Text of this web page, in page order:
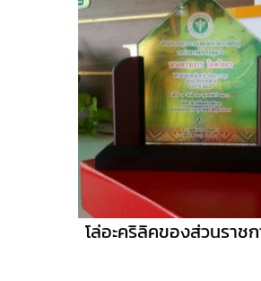
โล่อะคริลิคของส่วนราช